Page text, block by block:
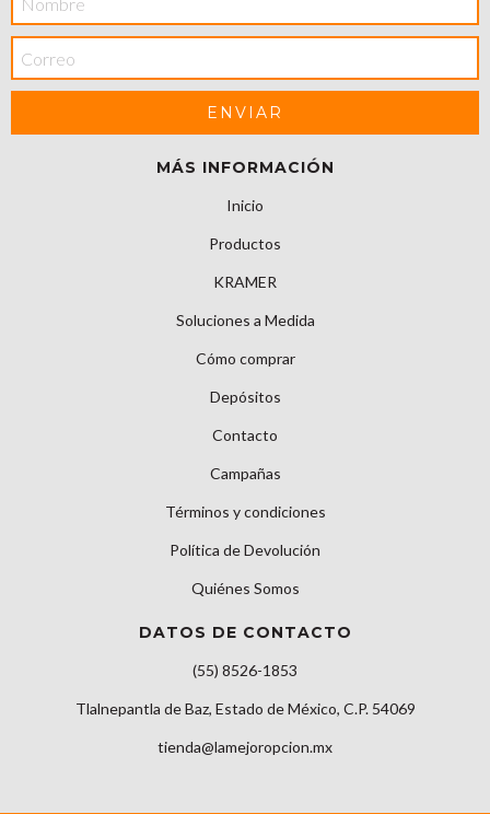
MÁS INFORMACIÓN
Inicio
Productos
KRAMER
Soluciones a Medida
Cómo comprar
Depósitos
Contacto
Campañas
Términos y condiciones
Política de Devolución
Quiénes Somos
DATOS DE CONTACTO
(55) 8526-1853
Tlalnepantla de Baz, Estado de México, C.P. 54069
tienda@lamejoropcion.mx